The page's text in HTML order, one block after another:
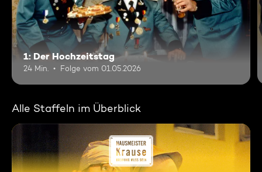
1: Der Hochzeitstag
24 Min. Folge vom 01.05.2026
Alle Staffeln im Überblick